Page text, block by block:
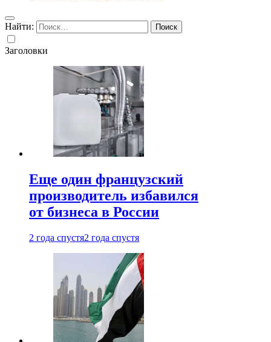
Найти:
Заголовки
Еще один французский
производитель избавился
от бизнеса в России
2 года спустя2 года спустя